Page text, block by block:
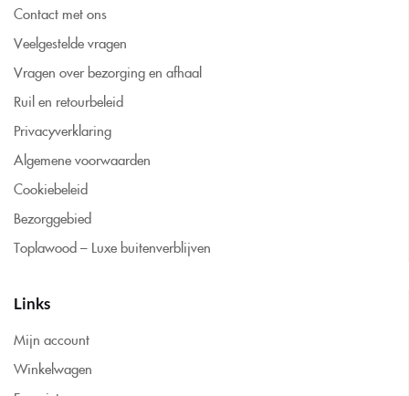
Contact met ons
Veelgestelde vragen
Vragen over bezorging en afhaal
Ruil en retourbeleid
Privacyverklaring
Algemene voorwaarden
Cookiebeleid
Bezorggebied
Toplawood – Luxe buitenverblijven
Links
Mijn account
Winkelwagen